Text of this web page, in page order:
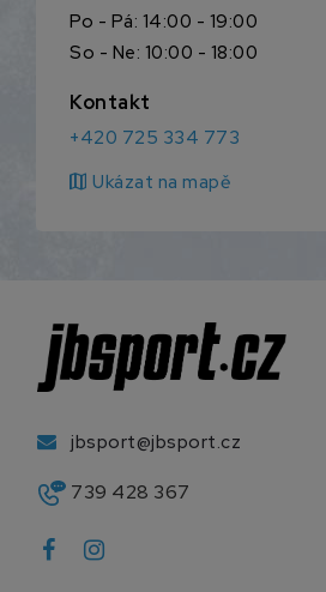
Po - Pá: 14:00 - 19:00
So - Ne: 10:00 - 18:00
Kontakt
+420 725 334 773
map Ukázat na mapě
jbsport@jbsport.cz
739 428 367